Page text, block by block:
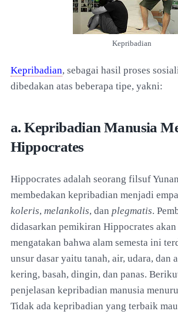
Kepribadian
Kepribadian, sebagai hasil proses
dibedakan atas beberapa tipe, yakni:
a. Kepribadian Manusia
Hippocrates
Hippocrates adalah seorang filsuf
membedakan kepribadian menjadi
koleris, melankolis, dan plegmatis.
didasarkan pemikiran Hippocrates akan
mengatakan bahwa alam semesta ini
unsur dasar yaitu tanah, air, udara, dan
kering, basah, dingin, dan panas.
penjelasan kepribadian manusia
Tidak ada kepribadian yang terbaik